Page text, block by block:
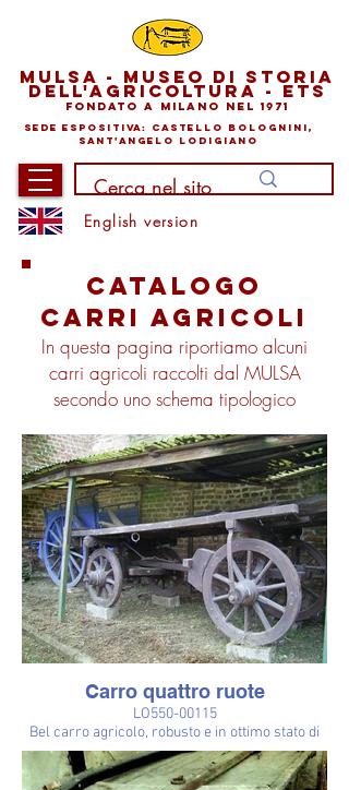
sede e sp o sitiva: castello bolognini,
sant'angelo lodigiano
mu lsA - museo di storia
dell'agricoltura - ETS
Fondato a M ilano nel 1971
English version
catalogo
CARRI agricoli
In questa pagina riportiamo alcuni
carri agricoli raccolti dal MULSA
secondo uno schema tipologico
Carro quattro ruote
LO550-00115
Bel carro agricolo, robusto e in ottimo stato di
conservazione. Il timone è lungo 120 cm,
diametro delle ruote 78 cm.